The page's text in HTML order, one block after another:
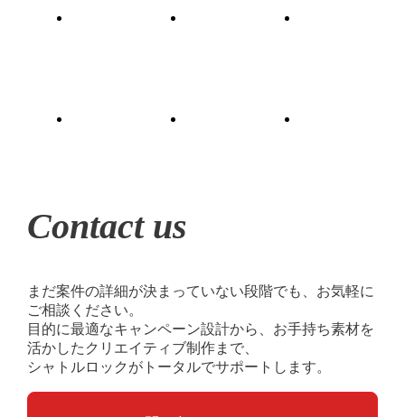
Contact us
まだ案件の詳細が決まっていない段階でも、お気軽に
ご相談ください。
目的に最適なキャンペーン設計から、お手持ち素材を
活かしたクリエイティブ制作まで、
シャトルロックがトータルでサポートします。